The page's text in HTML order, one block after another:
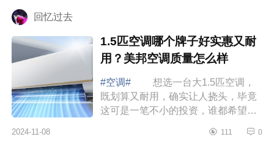
回忆过去
1.5匹空调哪个牌子好实惠又耐
用？美邦空调质量怎么样
#空调#
想选一台大1.5匹空调，
既划算又耐用，确实让人挠头，毕竟
这可是一笔不小的投资，谁都希望能
大家介绍下1.5匹空调哪个牌子好实惠
2024-11-08 111 0